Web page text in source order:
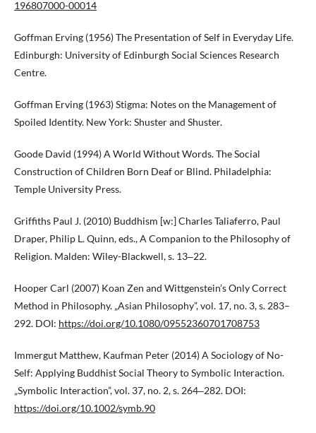
196807000-00014
Goffman Erving (1956) The Presentation of Self in Everyday Life.
Edinburgh: University of Edinburgh Social Sciences Research
Centre.
Goffman Erving (1963) Stigma: Notes on the Management of
Spoiled Identity. New York: Shuster and Shuster.
Goode David (1994) A World Without Words. The Social
Construction of Children Born Deaf or Blind. Philadelphia:
Temple University Press.
Griffiths Paul J. (2010) Buddhism [w:] Charles Taliaferro, Paul
Draper, Philip L. Quinn, eds., A Companion to the Philosophy of
Religion. Malden: Wiley-Blackwell, s. 13‒22.
Hooper Carl (2007) Koan Zen and Wittgenstein’s Only Correct
Method in Philosophy. „Asian Philosophy”, vol. 17, no. 3, s. 283–
292. DOI: https://doi.org/10.1080/09552360701708753
Immergut Matthew, Kaufman Peter (2014) A Sociology of No-
Self: Applying Buddhist Social Theory to Symbolic Interaction.
„Symbolic Interaction”, vol. 37, no. 2, s. 264‒282. DOI:
https://doi.org/10.1002/symb.90